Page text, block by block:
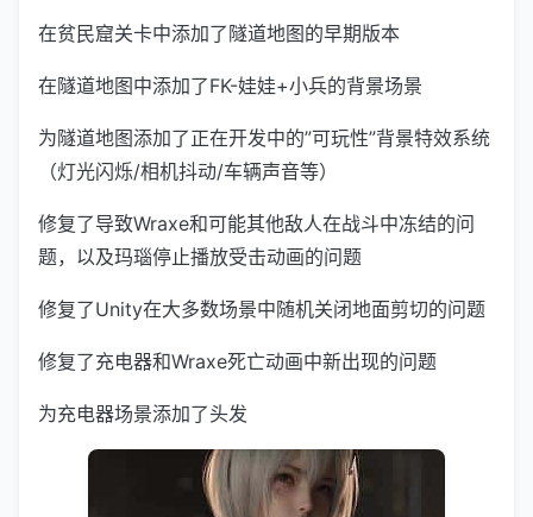
在贫民窟关卡中添加了隧道地图的早期版本
在隧道地图中添加了FK-娃娃+小兵的背景场景
为隧道地图添加了正在开发中的”可玩性”背景特效系统
（灯光闪烁/相机抖动/车辆声音等）
修复了导致Wraxe和可能其他敌人在战斗中冻结的问
题，以及玛瑙停止播放受击动画的问题
修复了Unity在大多数场景中随机关闭地面剪切的问题
修复了充电器和Wraxe死亡动画中新出现的问题
为充电器场景添加了头发